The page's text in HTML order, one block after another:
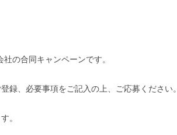
の合同キャンペーンです。
、必要事項をご記入の上、ご応募ください。
。